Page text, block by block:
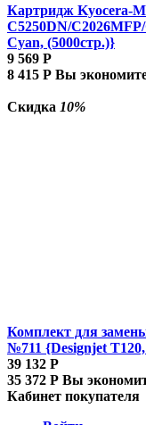
Картридж Kyocera-
C5250DN/
Cyan, (5000стр.)}
9 569 Р
8 415 Р Вы
Скидка 10%
Комплект для
№711 {Designjet
39 132 Р
35 372 Р Вы
Кабинет покупателя